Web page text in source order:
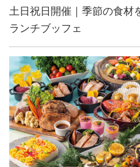
土日祝日開催｜季節の食材
ランチブッフェ